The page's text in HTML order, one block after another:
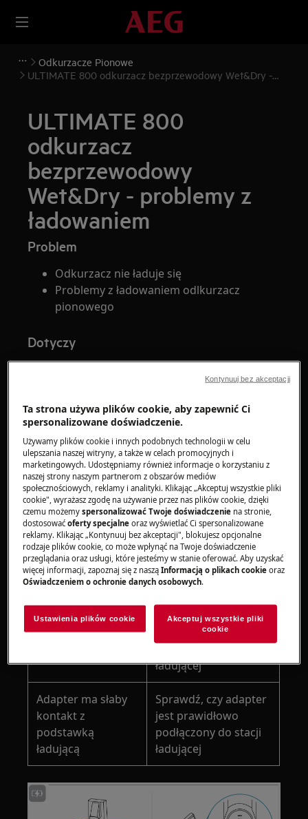
Odkurzacze Pionowe
ULTIMATE 800 odkurzacz bezprzewodowy Wet&Dry -
ULTIMATE 800
odkurzacz
bezprzewodowy
Wet&Dry - problemy z
ładowaniem
Problem
Odkurzacz nie ładuje się
Problemy z ładowaniem odlkurzacz
pionowego
Dotyczy
modele: AW81U3DB, EW81U3DB
Rozwiązanie
Możliwa przyczyna Rozwiązania
Stacja ładująca nie
jest prawidłowo
podłączona
Sprawdź, czy wtyczka
jest prawidłowo
podłączona do
gniazdka
Urządzenie nie jest
całkowicie
odkurzacz jest
prawidłowo
ładującej
Adapter ma słaby
kontakt z
podstawką
ładującą
Sprawdź, czy adapter
jest prawidłowo
podłączony do stacji
ładującej
Ta strona używa plików cookie, aby zapewnić Ci
spersonalizowane doświadczenie.
Używamy plików cookie i innych podobnych technologii w celu
ulepszania naszej witryny, a także w celach promocyjnych i
marketingowych. Udostępniamy również informacje o korzystaniu z
naszej strony naszym partnerom z obszarów mediów
społecznościowych, reklamy i analityki. Klikając „Akceptuj wszystkie pliki
cookie", wyrażasz zgodę na używanie przez nas plików cookie, dzięki
czemu możemyspersonalizować Twoje doświadczenie na stronie,
dostosowaćoferty specjalne oraz wyświetlać Ci spersonalizowane
reklamy. Klikając „Kontynuuj bez akceptacji", blokujesz opcjonalne
rodzaje plików cookie, co może wpłynąć na Twoje doświadczenie
przeglądania oraz usługi, które jesteśmy w stanie oferować. Aby uzyskać
więcej informacji, zapoznaj się z nasząInformacją o plikach cookie oraz
Oświadczeniem o ochronie danych osobowych.
Ustawienia plików cookie
Akceptuj wszystkie pliki
cookie
Kontynuuj bez akceptacji